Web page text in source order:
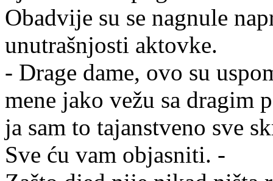
Obadvije su se nagnule
unutrašnjosti aktovke.
- Drage dame, ovo su
mene jako vežu sa
ja sam to tajanstveno sve
Sve ću vam objasniti. -